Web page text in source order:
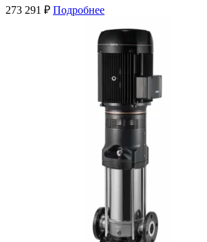
273 291 ₽ Подробнее